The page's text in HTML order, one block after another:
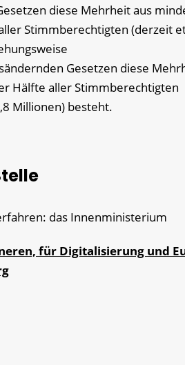
diese Mehrheit aus
Stimmberechtigten (derzeit
Gesetzen diese
Hälfte aller Stimmberechtigten
Millionen) besteht.
das Innenministerium
für Digitalisierung und